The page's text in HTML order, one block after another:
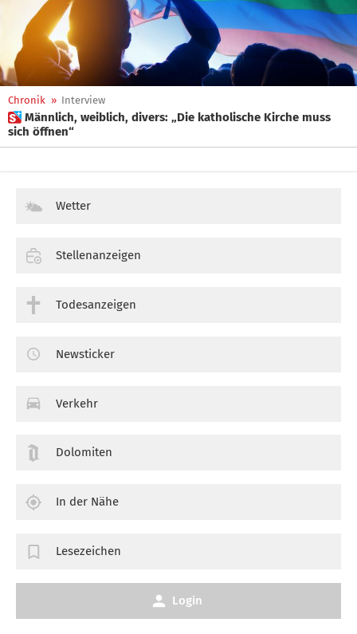
Chronik » Interview
 Männlich, weiblich, divers: „Die katholische Kirche muss
sich öffnen“
Wetter
Stellenanzeigen
Todesanzeigen
Newsticker
Verkehr
Dolomiten
In der Nähe
Lesezeichen
Login